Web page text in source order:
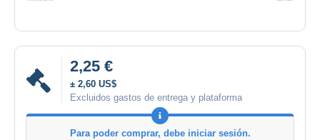
2,25 €
± 2,60 US$
Excluidos gastos de entrega y plataforma
Para poder comprar, debe iniciar sesión.